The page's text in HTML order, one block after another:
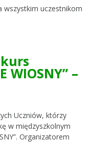
wszystkim uczestnikom
WIOSNY” –
Uczniów, którzy
w międzyszkolnym
Organizatorem